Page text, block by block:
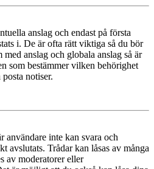
anslag och endast på första
i. De är ofta rätt viktiga så du bör
med anslag och globala anslag så är
som bestämmer vilken behörighet
notiser.
användare inte kan svara och
avslutats. Trådar kan låsas av många
av moderatorer eller